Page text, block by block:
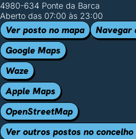
4980-634 Ponte da Barca
Aberto das 07:00 às 23:00
Ver posto no mapa
Navegar
Google Maps
Waze
Apple Maps
OpenStreetMap
Ver outros postos no